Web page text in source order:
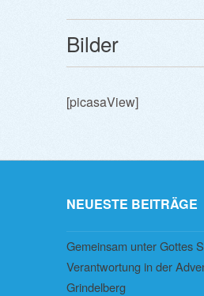
Bilder
[picasaView]
NEUESTE BEITRÄGE
Gemeinsam unter Gottes
Verantwortung in der
Grindelberg